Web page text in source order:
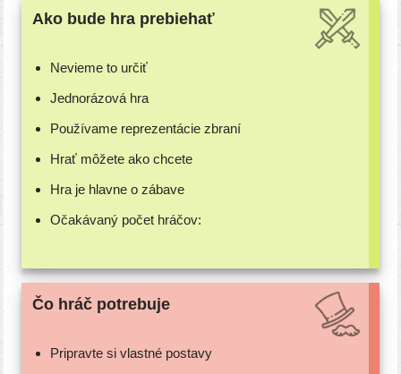
Ako bude hra prebiehať
Nevieme to určiť
Jednorázová hra
Používame repre­zen­tá­cie zbraní
Hrať môže­te ako chcete
Hra je hlav­ne o zábave
Očakávaný počet hráčov:
Čo hráč potrebuje
Pripravte si vlast­né postavy